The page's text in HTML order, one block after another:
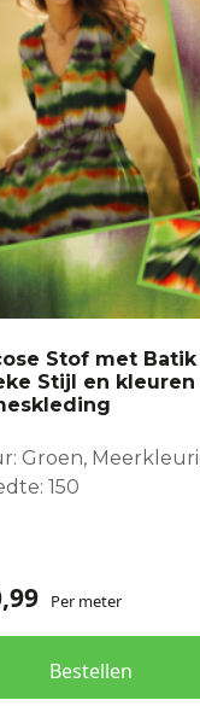
Stof met Batik
Stijl en
Groen,
150
Per meter
Bestellen